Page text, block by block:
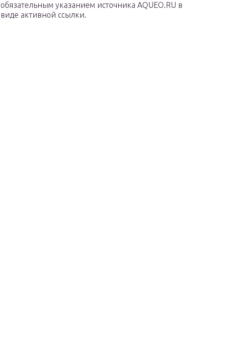
обязательным указанием источника AQUEO.RU в
виде активной ссылки.